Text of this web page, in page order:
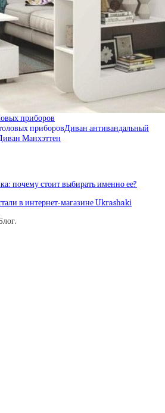
приборов
Диван антивандальный
Манхэттен
почему стоит выбирать именно ее?
в интернет-магазине Ukrashaki